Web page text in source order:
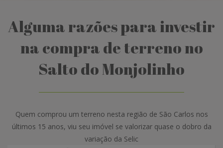
Alguma razões para investir
na compra de terreno no
Salto do Monjolinho
Quem comprou um terreno nesta região de São Carlos nos
últimos 15 anos, viu seu imóvel se valorizar quase o dobro da
variação da Selic